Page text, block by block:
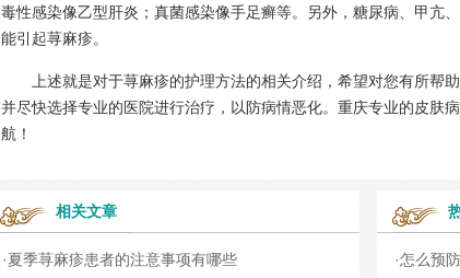
毒性感染像乙型肝炎；真菌感染像手足癣等。另外，糖尿病、甲亢
能引起荨麻疹。
上述就是对于荨麻疹的护理方法的相关介绍，希望对您有所帮助
并尽快选择专业的医院进行治疗，以防病情恶化。重庆专业的皮肤
航！
相关文章
·夏季荨麻疹患者的注意事项有哪些 ·怎么预